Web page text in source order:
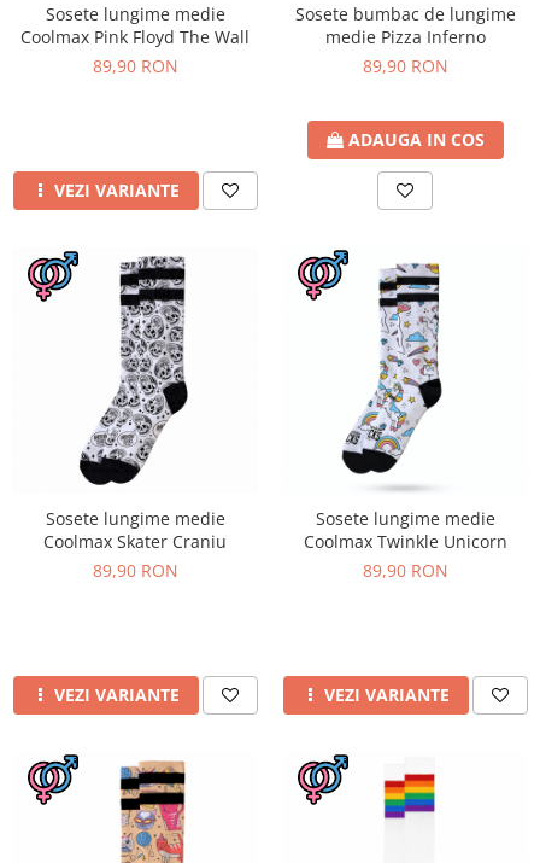
Sosete lungime medie
Coolmax Pink Floyd The Wall
89,90 RON
VEZI VARIANTE
Sosete bumbac de lungime
medie Pizza Inferno
89,90 RON
ADAUGA IN COS
Sosete lungime medie
Coolmax Skater Craniu
89,90 RON
VEZI VARIANTE
Sosete lungime medie
Coolmax Twinkle Unicorn
89,90 RON
VEZI VARIANTE